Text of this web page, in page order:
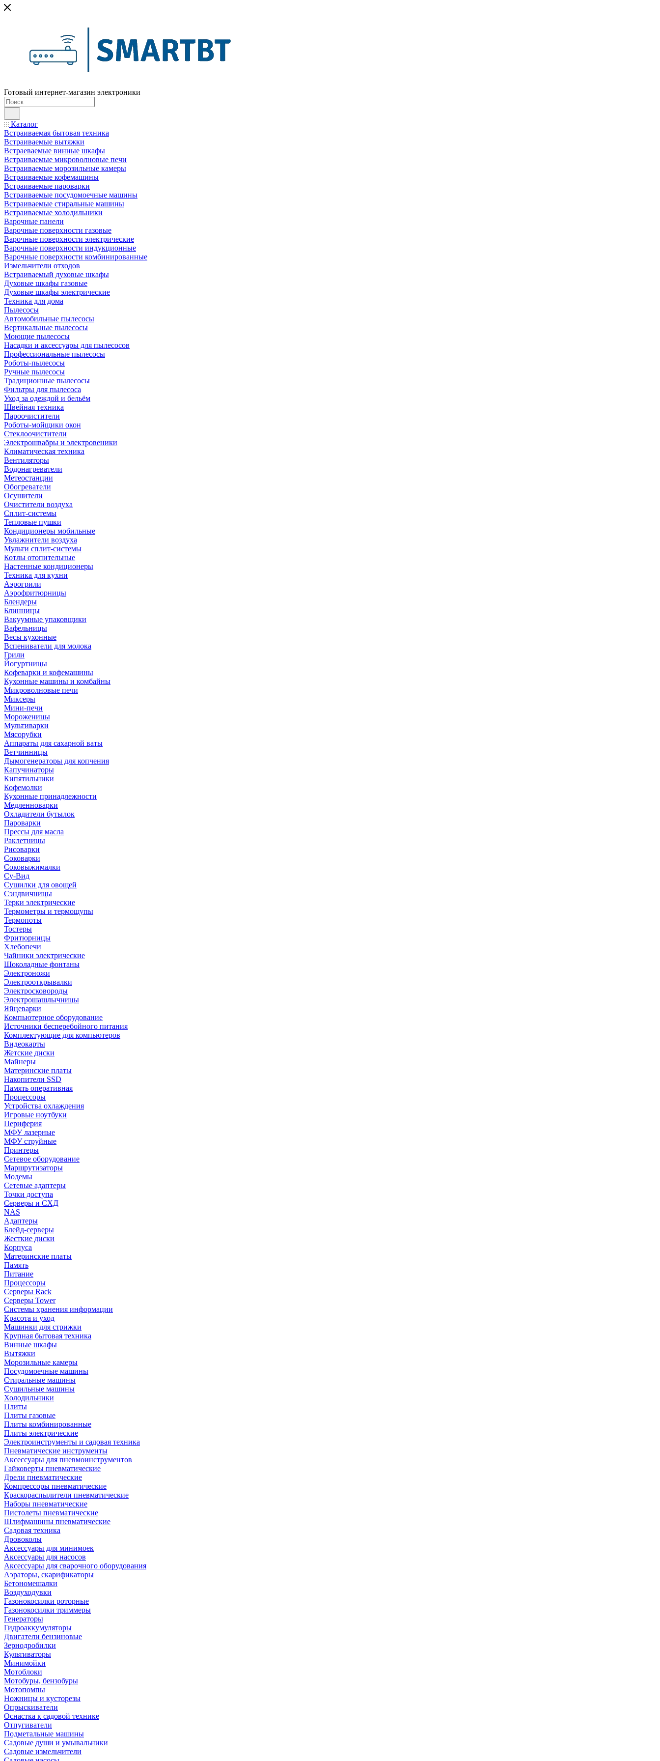
Готовый интернет-магазин электроники
Каталог
Встраиваемая бытовая техника
Встраиваемые вытяжки
Встраеваемые винные шкафы
Встраиваемые микроволновые печи
Встраиваемые морозильные камеры
Встраиваемые кофемашины
Встраиваемые пароварки
Встраиваемые посудомоечные машины
Встраиваемые стиральные машины
Встраиваемые холодильники
Варочные панели
Варочные поверхности газовые
Варочные поверхности электрические
Варочные поверхности индукционные
Варочные поверхности комбинированные
Измельчители отходов
Встраиваемый духовые шкафы
Духовые шкафы газовые
Духовые шкафы электрические
Техника для дома
Пылесосы
Автомобильные пылесосы
Вертикальные пылесосы
Моющие пылесосы
Насадки и аксессуары для пылесосов
Профессиональные пылесосы
Роботы-пылесосы
Ручные пылесосы
Традиционные пылесосы
Фильтры для пылесоса
Уход за одеждой и бельём
Швейная техника
Пароочистители
Роботы-мойщики окон
Стеклоочистители
Электрошвабры и электровеники
Климатическая техника
Вентиляторы
Водонагреватели
Метеостанции
Обогреватели
Осушители
Очистители воздуха
Сплит-системы
Тепловые пушки
Кондиционеры мобильные
Увлажнители воздуха
Мульти сплит-системы
Котлы отопительные
Настенные кондиционеры
Техника для кухни
Аэрогрили
Аэрофритюрницы
Блендеры
Блинницы
Вакуумные упаковщики
Вафельницы
Весы кухонные
Вспениватели для молока
Грили
Йогуртницы
Кофеварки и кофемашины
Кухонные машины и комбайны
Микроволновые печи
Миксеры
Мини-печи
Мороженицы
Мультиварки
Мясорубки
Аппараты для сахарной ваты
Ветчинницы
Дымогенераторы для копчения
Капучинаторы
Кипятильники
Кофемолки
Кухонные принадлежности
Медленноварки
Охладители бутылок
Пароварки
Прессы для масла
Раклетницы
Рисоварки
Соковарки
Соковыжималки
Су-Вид
Сушилки для овощей
Сэндвичницы
Терки электрические
Термометры и термощупы
Термопоты
Тостеры
Фритюрницы
Хлебопечи
Чайники электрические
Шоколадные фонтаны
Электроножи
Электрооткрывалки
Электросковороды
Электрошашлычницы
Яйцеварки
Компьютерное оборудование
Источники бесперебойного питания
Комплектующие для компьютеров
Видеокарты
Жетские диски
Майнеры
Материнские платы
Накопители SSD
Память оперативная
Процессоры
Устройства охлаждения
Игровые ноутбуки
Периферия
МФУ лазерные
МФУ струйные
Принтеры
Сетевое оборудование
Маршрутизаторы
Модемы
Сетевые адаптеры
Точки доступа
Серверы и СХД
NAS
Адаптеры
Блейд-серверы
Жесткие диски
Корпуса
Материнские платы
Память
Питание
Процессоры
Серверы Rack
Серверы Tower
Системы хранения информации
Красота и уход
Машинки для стрижки
Крупная бытовая техника
Винные шкафы
Вытяжки
Морозильные камеры
Посудомоечные машины
Стиральные машины
Сушильные машины
Холодильники
Плиты
Плиты газовые
Плиты комбинированные
Плиты электрические
Электроинструменты и садовая техника
Пневматические инструменты
Аксессуары для пневмоинструментов
Гайковерты пневматические
Дрели пневматические
Компрессоры пневматические
Краскораспылители пневматические
Наборы пневматические
Пистолеты пневматические
Шлифмашины пневматические
Садовая техника
Дровоколы
Аксессуары для минимоек
Аксессуары для насосов
Аксессуары для сварочного оборудования
Аэраторы, скарификаторы
Бетономешалки
Воздуходувки
Газонокосилки роторные
Газонокосилки триммеры
Генераторы
Гидроаккумуляторы
Двигатели бензиновые
Зернодробилки
Культиваторы
Минимойки
Мотоблоки
Мотобуры, бензобуры
Мотопомпы
Ножницы и кусторезы
Опрыскиватели
Оснастка к садовой технике
Отпугиватели
Подметальные машины
Садовые души и умывальники
Садовые измельчители